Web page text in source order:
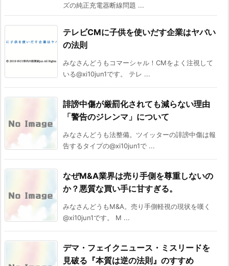
ズの純正充電器断線問題 ...
テレビCMに子供を使いだす企業はヤバい
の法則
みなさんどうもコマーシャル！CMをよく注視して
いる@xi10jun1です。 テレ ...
誹謗中傷が厳罰化されても減らない理由
「警告のジレンマ」について
みなさんどうも法整備。ツイッターの誹謗中傷は報
告するタイプの@xi10jun1で ...
なぜM&A業界は売り手側を尊重しないの
か？悪質な買い手に甘すぎる。
みなさんどうもM&A。売り手側軽視の現状を嘆く
@xi10jun1です。 M ...
デマ・フェイクニュース・ミスリードを
見破る『本質は逆の法則』のすすめ